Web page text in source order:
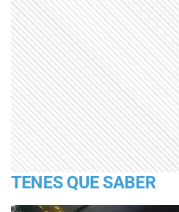
TENES QUE SABER